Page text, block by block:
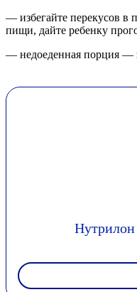
— избегайте перекусов в
пищи, дайте ребенку
— недоеденная порция —